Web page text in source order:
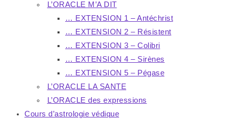
L’ORACLE M’A DIT
… EXTENSION 1 – Antéchrist
… EXTENSION 2 – Résistent
… EXTENSION 3 – Colibri
… EXTENSION 4 – Sirènes
… EXTENSION 5 – Pégase
L’ORACLE LA SANTE
L’ORACLE des expressions
Cours d’astrologie védique